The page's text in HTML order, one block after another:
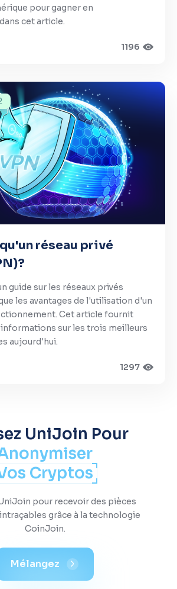
pour gagner en
cet article.
1196
réseau privé
guide sur les réseaux privés
les avantages de l'utilisation d'un
Cet article fournit
sur les trois meilleurs
aujourd'hui.
1297
UniJoin Pour
Cryptos
pour recevoir des pièces
grâce à la technologie
CoinJoin.
Mélangez